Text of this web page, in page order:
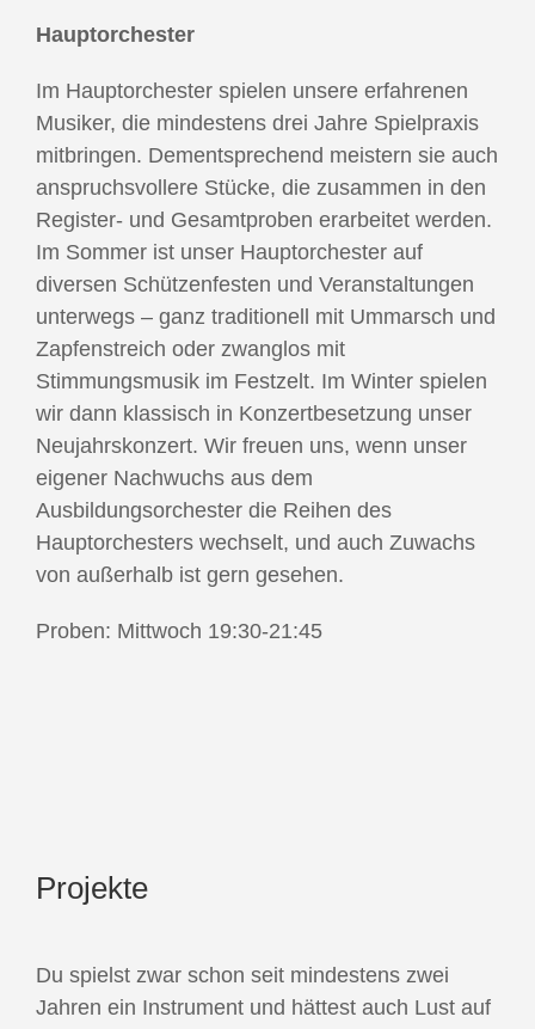
Hauptorchester
Im Hauptorchester spielen unsere erfahrenen
Musiker, die mindestens drei Jahre Spielpraxis
mitbringen. Dementsprechend meistern sie auch
anspruchsvollere Stücke, die zusammen in den
Register- und Gesamtproben erarbeitet werden.
Im Sommer ist unser Hauptorchester auf
diversen Schützenfesten und Veranstaltungen
unterwegs – ganz traditionell mit Ummarsch und
Zapfenstreich oder zwanglos mit
Stimmungsmusik im Festzelt. Im Winter spielen
wir dann klassisch in Konzertbesetzung unser
Neujahrskonzert. Wir freuen uns, wenn unser
eigener Nachwuchs aus dem
Ausbildungsorchester die Reihen des
Hauptorchesters wechselt, und auch Zuwachs
von außerhalb ist gern gesehen.
Proben: Mittwoch 19:30-21:45
Projekte
Du spielst zwar schon seit mindestens zwei
Jahren ein Instrument und hättest auch Lust auf